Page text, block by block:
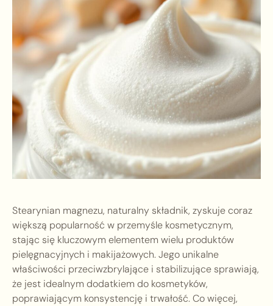
Stearynian magnezu, naturalny składnik, zyskuje coraz
większą popularność w przemyśle kosmetycznym,
stając się kluczowym elementem wielu produktów
pielęgnacyjnych i makijażowych. Jego unikalne
właściwości przeciwzbrylające i stabilizujące sprawiają,
że jest idealnym dodatkiem do kosmetyków,
poprawiającym konsystencję i trwałość. Co więcej,